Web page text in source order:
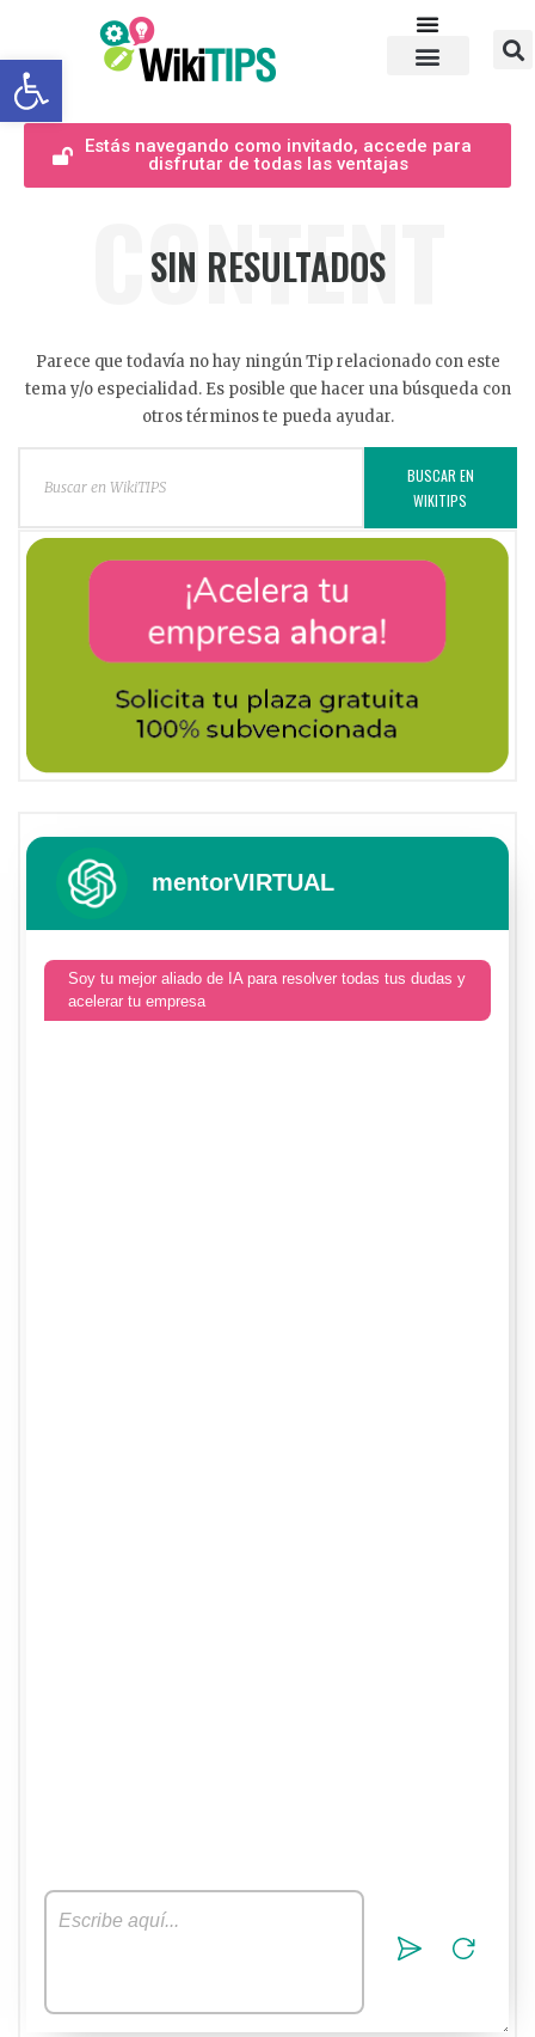
Abrir barra de herramientas
Estás navegando como invitado, accede para
disfrutar de todas las ventajas
CONTENT
SIN RESULTADOS
Parece que todavía no hay ningún Tip relacionado con este
tema y/o especialidad. Es posible que hacer una búsqueda con
otros términos te pueda ayudar.
BUSCAR EN
WIKITIPS
mentorVIRTUAL
Soy tu mejor aliado de IA para resolver todas tus dudas y
acelerar tu empresa